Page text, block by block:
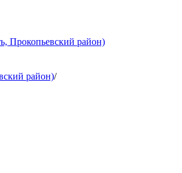
Прокопьевский район)
район)/